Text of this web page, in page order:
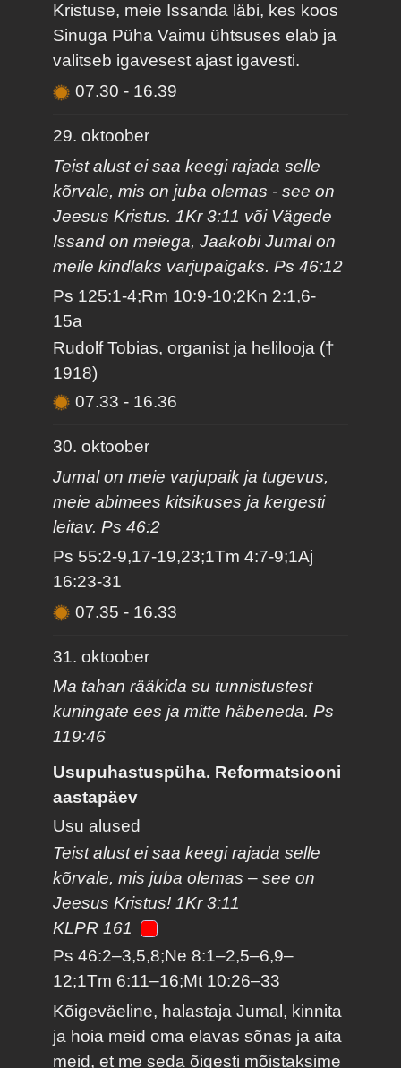
Kristuse, meie Issanda läbi, kes koos
Sinuga Püha Vaimu ühtsuses elab ja
valitseb igavesest ajast igavesti.
07.30- 16.39
29. oktoober
Teist alust ei saa keegi rajada selle
kõrvale, mis on juba olemas - see on
Jeesus Kristus. 1Kr 3:11 või Vägede
Issand on meiega, Jaakobi Jumal on
meile kindlaks varjupaigaks. Ps 46:12
Ps 125:1-4;Rm 10:9-10;2Kn 2:1,6-
15a
Rudolf Tobias, organist ja helilooja (†
1918)
07.33- 16.36
30. oktoober
Jumal on meie varjupaik ja tugevus,
meie abimees kitsikuses ja kergesti
leitav. Ps 46:2
Ps 55:2-9,17-19,23;1Tm 4:7-9;1Aj
16:23-31
07.35- 16.33
31. oktoober
Ma tahan rääkida su tunnistustest
kuningate ees ja mitte häbeneda. Ps
119:46
Usupuhastuspüha. Reformatsiooni
aastapäev
Usu alused
Teist alust ei saa keegi rajada selle
kõrvale, mis juba olemas – see on
Jeesus Kristus! 1Kr 3:11
KLPR 161
Ps 46:2–3,5,8;Ne 8:1–2,5–6,9–
12;1Tm 6:11–16;Mt 10:26–33
Kõigeväeline, halastaja Jumal, kinnita
ja hoia meid oma elavas sõnas ja aita
meid, et me seda õigesti mõistaksime